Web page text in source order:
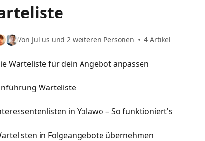
Von Julius und 2 weiteren Personen 4 Artikel
Warteliste für dein Angebot anpassen
Warteliste
in Yolawo – So funktioniert's
in Folgeangebote übernehmen